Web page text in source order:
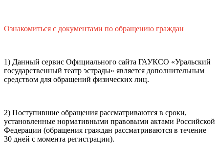
мобильный номер телефона
Способ оплаты
Банковская карта
карта
правила возвратабилетов, а такжеправила посещения
театра.
Я ознакомлен(-а) сПолитикой ГАУКСО
«УГТЭ» в отношении обработки персональных данных
(политикой конфиденциальности)
своё согласие на обработку своих персональных данных
Ознакомиться с документами по обращению граждан
1) Данный сервис Официального сайта ГАУКСО «Уральский
государственный театр эстрады» является дополнительным
средством для обращений физических лиц.
2) Поступившие обращения рассматриваются в сроки,
установленные нормативными правовыми актами Российской
Федерации (обращения граждан рассматриваются в течение
30 дней с момента регистрации).